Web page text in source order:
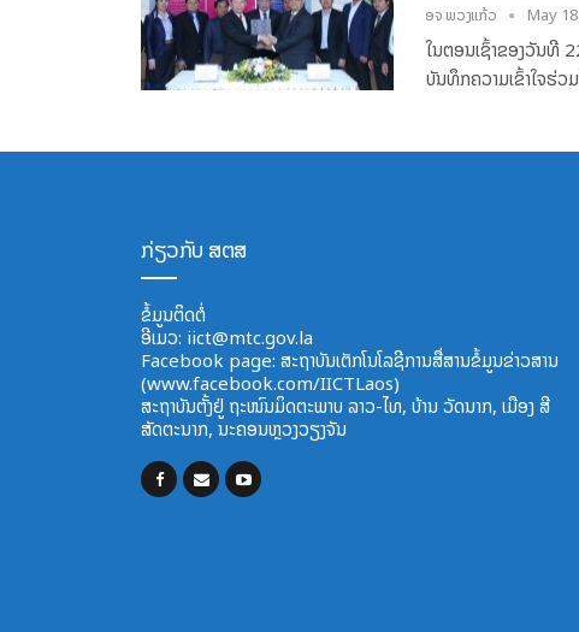
ອຈ ພວງແກ້ວ May
ໃນຕອນເຊົ້າຂອງວັນທີ
ບັນທຶກຄວາມເຂົ້າໃຈຮ່
ກ່ຽວກັບ ສຕສ
ຂໍ້ມູນຕິດຕໍ່
ອີ​ເມວ: iict@mtc.gov.la
Facebook page: ສະຖາບັນເຕັກໂນໂລຊີການສື່ສານຂໍ້ມູນຂ່າວສານ
(www.facebook.com/IICTLaos)
ສະ​ຖາ​ບັນ​ຕັ້ງຢູ່ ຖະໜົນມິດຕະພາບ​ ລາວ​-ໄທ, ບ້ານ ວັດ​ນາກ, ​ເມືອງ ສີ​
ສັດຕະ​ນາກ, ນະຄອນຫຼວງວຽງຈັນ